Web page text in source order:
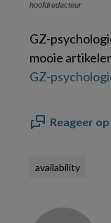
hoofdredacteur
GZ-
mooie
GZ-
Reageer
availability